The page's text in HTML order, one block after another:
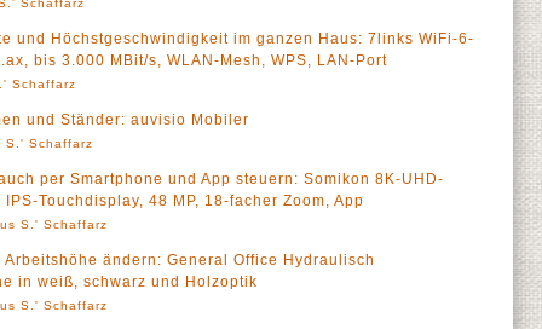
Schaffarz
und Höchstgeschwindigkeit im ganzen Haus: 7links WiFi-6-
bis 3.000 MBit/s, WLAN-Mesh, WPS, LAN-Port
Schaffarz
und Ständer: auvisio Mobiler
S.' Schaffarz
per Smartphone und App steuern: Somikon 8K-UHD-
Touchdisplay, 48 MP, 18-facher Zoom, App
S.' Schaffarz
ändern: General Office Hydraulisch
in weiß, schwarz und Holzoptik
S.' Schaffarz